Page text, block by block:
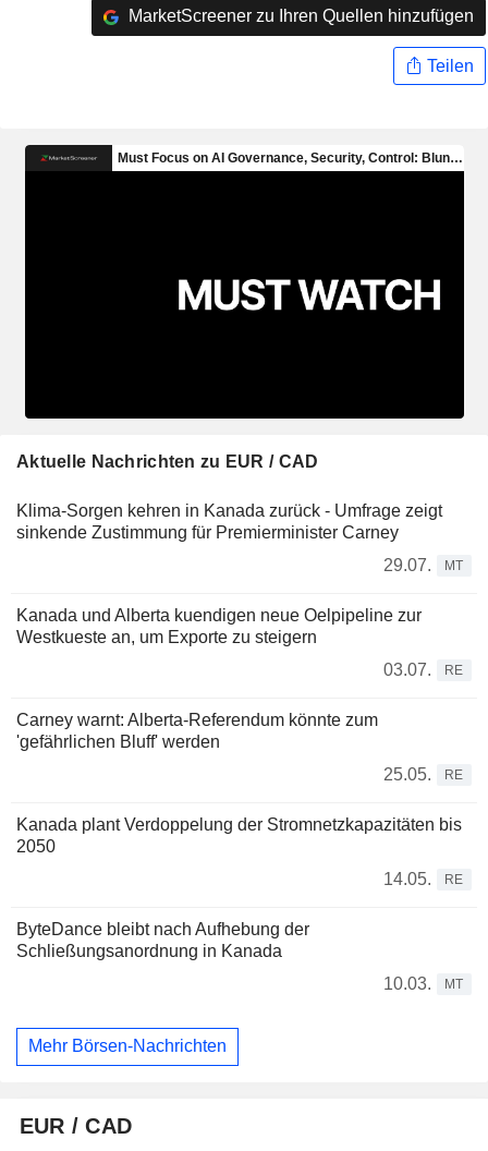
MarketScreener zu Ihren Quellen hinzufügen
Teilen
Aktuelle Nachrichten zu EUR / CAD
Klima-Sorgen kehren in Kanada zurück - Umfrage zeigt
sinkende Zustimmung für Premierminister Carney
29.07.
MT
Kanada und Alberta kuendigen neue Oelpipeline zur
Westkueste an, um Exporte zu steigern
03.07.
RE
Carney warnt: Alberta-Referendum könnte zum
'gefährlichen Bluff' werden
25.05.
RE
Kanada plant Verdoppelung der Stromnetzkapazitäten bis
2050
14.05.
RE
ByteDance bleibt nach Aufhebung der
Schließungsanordnung in Kanada
10.03.
MT
Mehr Börsen-Nachrichten
EUR / CAD